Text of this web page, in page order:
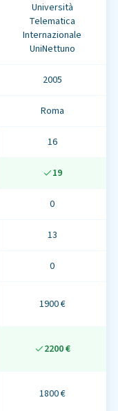
Università
Telematica
Internazionale
UniNettuno
2005
Roma
16
19
0
13
0
1900 €
2200 €
1800 €